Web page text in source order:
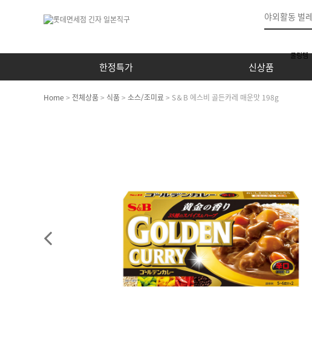
쿨링템
한정특가 신상품
Home > 전체상품> 식품> 소스/조미료 > S＆B 에스비 골든카레 매운맛 198g